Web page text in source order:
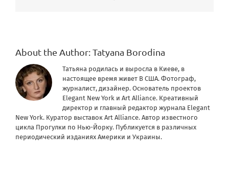
About the Author:Tatyana Borodina
Татьяна родилась и выросла в Киеве, в
настоящее время живет В США. Фотограф,
журналист, дизайнер. Основатель проектов
Elegant New York и Art Alliance. Креативный
директор и главный редактор журнала Elegant
New York. Куратор выставок Art Alliance. Автор известного
цикла Прогулки по Нью-Йорку. Публикуется в различных
периодический изданиях Америки и Украины.